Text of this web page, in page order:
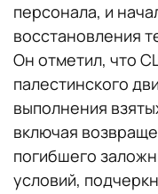
персонала, и
восстановления
Он отметил, что
палестинского
выполнения
включая
погибшего
условий,